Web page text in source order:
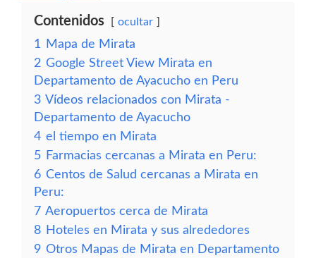
Contenidos ocultar
1
Mapa de Mirata
2 Google Street View Mirata en
Departamento de Ayacucho en Peru
3 Vídeos relacionados con Mirata -
Departamento de Ayacucho
4 el tiempo en Mirata
5 Farmacias cercanas a Mirata en Peru:
6 Centos de Salud cercanas a Mirata en
Peru:
7 Aeropuertos cerca de Mirata
8 Hoteles en Mirata y sus alrededores
9 Otros Mapas de Mirata en Departamento